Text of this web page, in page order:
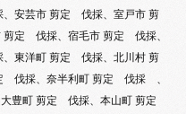
安芸市 剪定 伐採、室戸市 剪
定 伐採、宿毛市 剪定 伐採、
東洋町 剪定 伐採、北川村 剪
伐採、奈半利町 剪定 伐採 、
豊町 剪定 伐採、本山町 剪定